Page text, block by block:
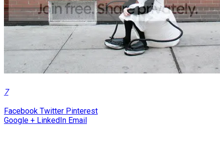
7
Facebook Twitter Pinterest
Google + LinkedIn Email